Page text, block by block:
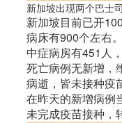
新加坡出现两个巴士
新加坡目前已开
病床有900个左右。
中症病房有451人
死亡病例无新增，
病逝，皆未接种疫
在昨天的新增病例
未完成疫苗接种，